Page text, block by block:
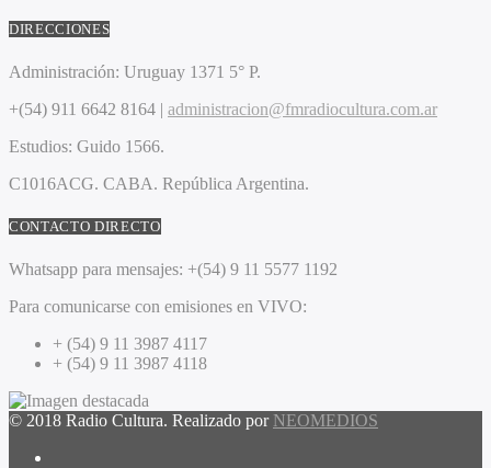
DIRECCIONES
Administración: Uruguay 1371 5° P.
+(54) 911 6642 8164 | administracion@fmradiocultura.com.ar
Estudios: Guido 1566.
C1016ACG. CABA. República Argentina.
CONTACTO DIRECTO
Whatsapp para mensajes: +(54) 9 11 5577 1192
Para comunicarse con emisiones en VIVO:
+ (54) 9 11 3987 4117
+ (54) 9 11 3987 4118
© 2018 Radio Cultura. Realizado por NEOMEDIOS